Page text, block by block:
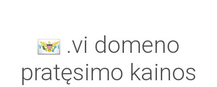
.vi domeno
pratęsimo kainos